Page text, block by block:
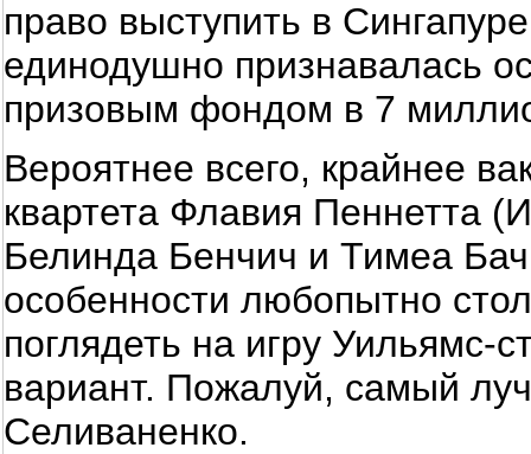
право выступить в
единодушно признавалась
призовым фондом в 7
Вероятнее всего, крайнее
квартета Флавия Пеннетта
Белинда Бенчич и Тимеа
особенности любопытно
поглядеть на игру
вариант. Пожалуй, самый
Селиваненко.